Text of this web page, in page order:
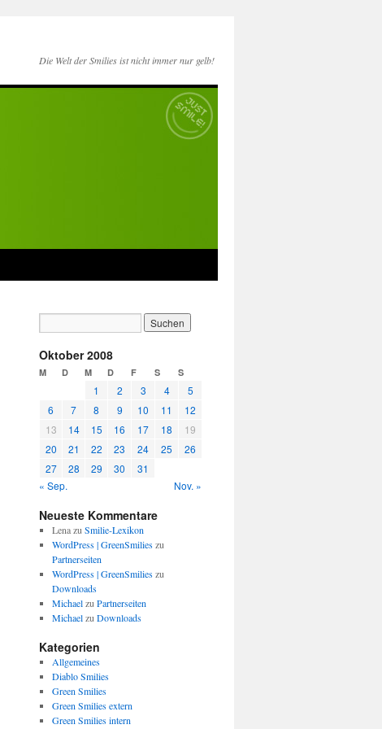
Die Welt der Smilies ist nicht immer nur gelb!
Oktober 2008
M D M D F S S
1 2 3 4
5
6
7 8 9 10 11
12
13
14 15 16 17 18
19
20
21 22 23 24 25
26
27
28 29 30
31
« Sep.
Nov. »
Neueste Kommentare
Lenazu Smilie-Lexikon
WordPress | GreenSmilieszu
Partnerseiten
WordPress | GreenSmilieszu
Downloads
Michaelzu Partnerseiten
Michaelzu Downloads
Kategorien
Allgemeines
Diablo Smilies
Green Smilies
Green Smilies extern
Green Smilies intern